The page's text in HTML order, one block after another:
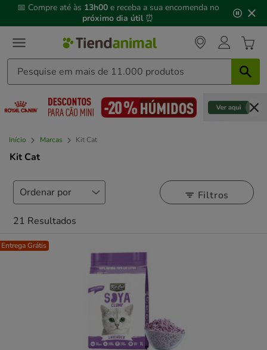
3,
mensagem,
📅 Compre até às 13h00 e receba a sua encomenda no
próximo dia útil ⏰
Início Marcas Kit Cat
Kit Cat
Filtros
21 Resultados
Entrega Grátis